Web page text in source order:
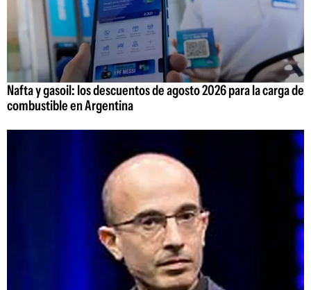
Nafta y gasoil: los descuentos de agosto 2026 para la carga de
combustible en Argentina